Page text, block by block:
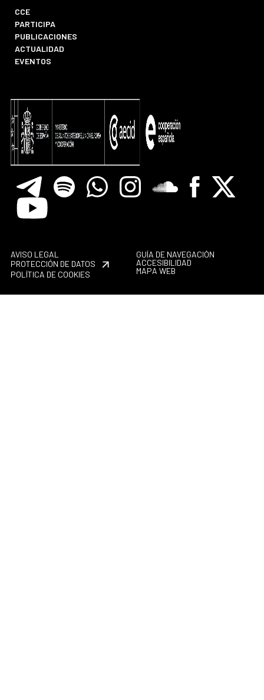
CCE
PARTICIPA
PUBLICACIONES
ACTUALIDAD
EVENTOS
TelegramSpotify WhatsappInstagramSoundcloreFacebook
X
Youtube
AVISO LEGAL
PROTECCIÓN DE DATOS
POLÍTICA DE COOKIES
GUÍA DE NAVEGACIÓN
ACCESIBILIDAD
MAPA WEB